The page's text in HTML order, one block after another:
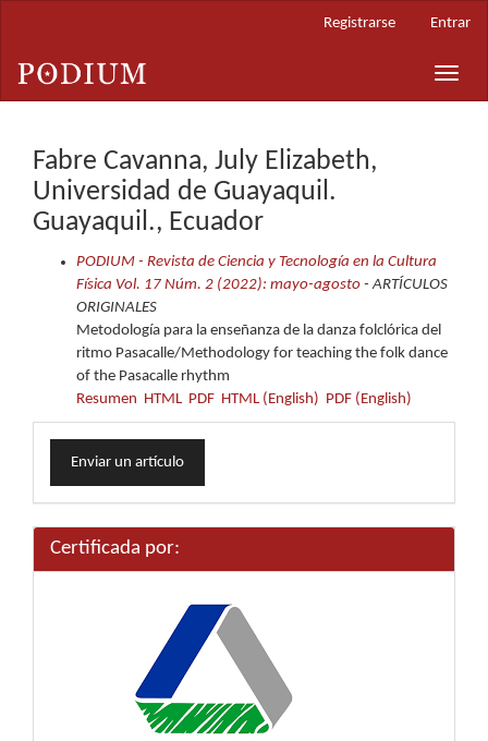
principal
Barra
Registrarse Entrar
Toggle
Fabre Cavanna, July Elizabeth,
Universidad de Guayaquil.
Guayaquil., Ecuador
PODIUM - Revista de Ciencia y Tecnología en la Cultura
Física Vol. 17 Núm. 2 (2022): mayo-agosto - ARTÍCULOS
ORIGINALES
Metodología para la enseñanza de la danza folclórica del
ritmo Pasacalle/Methodology for teaching the folk dance
of the Pasacalle rhythm
Resumen HTML PDF HTML (English) PDF (English)
Enviar
unEnviar un artículo
Certificada por: